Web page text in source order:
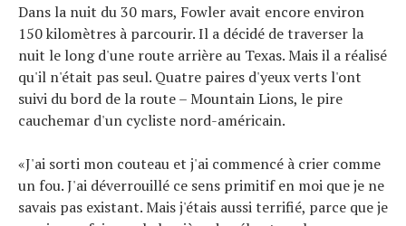
Dans la nuit du 30 mars, Fowler avait encore environ
150 kilomètres à parcourir. Il a décidé de traverser la
nuit le long d'une route arrière au Texas. Mais il a réalisé
qu'il n'était pas seul. Quatre paires d'yeux verts l'ont
suivi du bord de la route – Mountain Lions, le pire
cauchemar d'un cycliste nord-américain.
«J'ai sorti mon couteau et j'ai commencé à crier comme
un fou. J'ai déverrouillé ce sens primitif en moi que je ne
savais pas existant. Mais j'étais aussi terrifié, parce que je